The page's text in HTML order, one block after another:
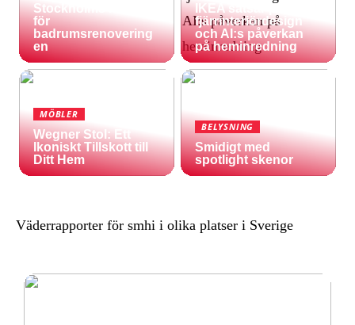
Stockholms natur
för
badrumsrenovering
en
IKEA satsar på
fjärrinteriördesign
och AI:s påverkan
på heminredning
MÖBLER
Wegner Stol: Ett
Ikoniskt Tillskott till
Ditt Hem
BELYSNING
Smidigt med
spotlight skenor
Väderrapporter för smhi i olika platser i Sverige